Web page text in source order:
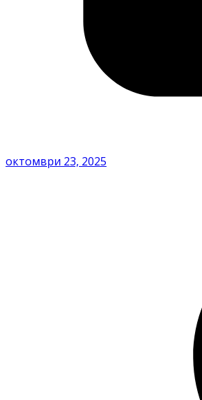
октомври 23, 2025